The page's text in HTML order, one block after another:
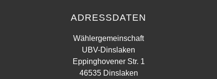
ADRESSDATEN
Wählergemeinschaft
UBV-Dinslaken
Eppinghovener Str. 1
46535 Dinslaken